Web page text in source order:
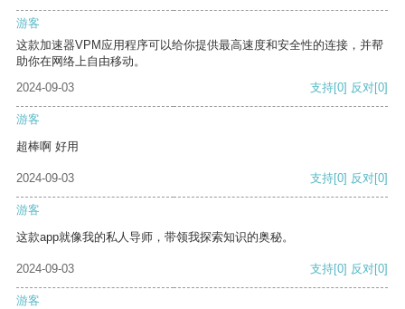
游客
这款加速器VPM应用程序可以给你提供最高速度和安全性的连接，并帮
助你在网络上自由移动。
2024-09-03
支持[0] 反对[0]
游客
超棒啊 好用
2024-09-03 支持[0] 反对[0]
游客
这款app就像我的私人导师，带领我探索知识的奥秘。
2024-09-03 支持[0] 反对[0]
游客